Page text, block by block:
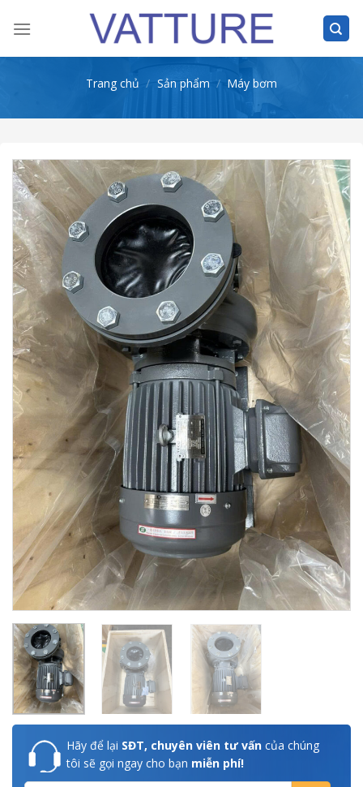
Trang chủ / Sản phẩm / Máy bơm
Hãy để lại SĐT, chuyên viên tư vấn của chúng
tôi sẽ gọi ngay cho bạn miễn phí!